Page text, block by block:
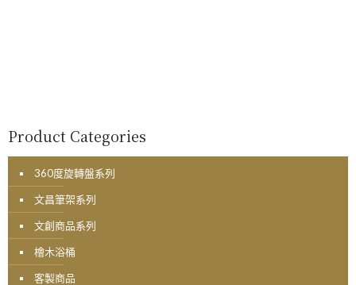
Product Categories
360度旋轉盤系列
文昌筆架系列
文創商品系列
檜木浴桶
客製商品